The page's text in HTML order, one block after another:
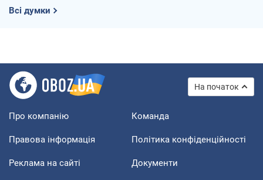
Всі думки
На початок
Про компанію Команда
Правова інформація Політика конфіденційності
Реклама на сайті Документи